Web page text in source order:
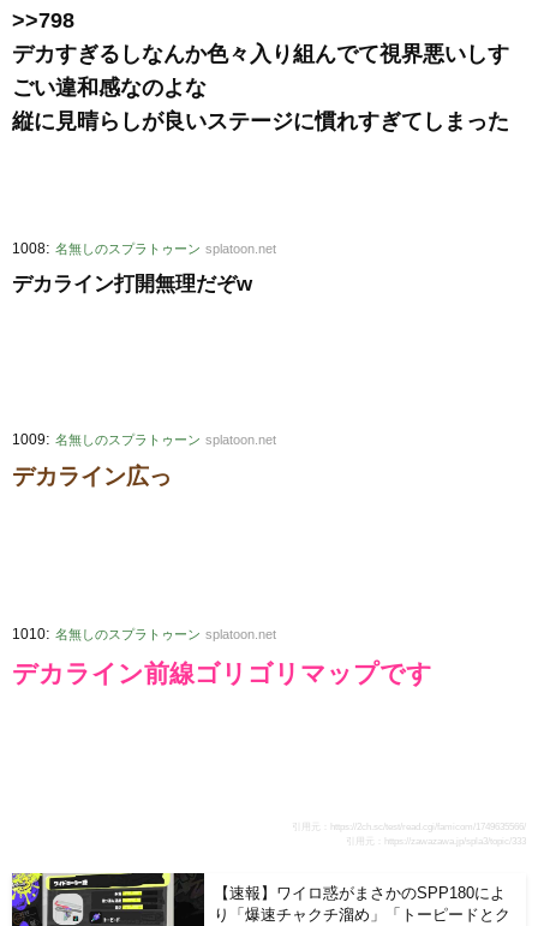
>>798
デカすぎるしなんか色々入り組んでて視界悪いしす
ごい違和感なのよな
縦に見晴らしが良いステージに慣れすぎてしまった
1008: 名無しのスプラトゥーン splatoon.net
デカライン打開無理だぞw
1009: 名無しのスプラトゥーン splatoon.net
デカライン広っ
1010: 名無しのスプラトゥーン splatoon.net
デカライン前線ゴリゴリマップです
引用元：
https://2ch.sc/test/read.cgi/famicom/1749635566/
引用元：
https://zawazawa.jp/spla3/topic/333
【速報】ワイロ惑がまさかのSPP180によ
り「爆速チャクチ溜め」「トーピードとク